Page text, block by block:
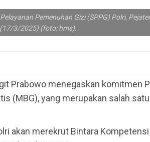
Pemenuhan Gizi (SPPG) Polri,
3/2025) (foto: hms).
Prabowo menegaskan komitmen
(MBG), yang merupakan salah
akan merekrut Bintara